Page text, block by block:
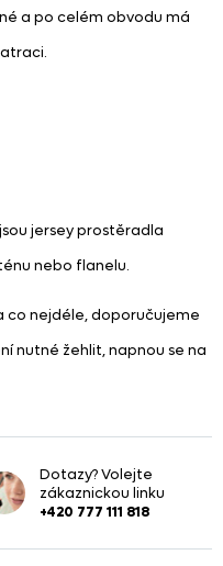
a po celém obvodu má
jersey prostěradla
nebo flanelu.
co nejdéle, doporučujeme
nutné žehlit, napnou se na
Dotazy? Volejte
zákaznickou linku
+420 777 111 818